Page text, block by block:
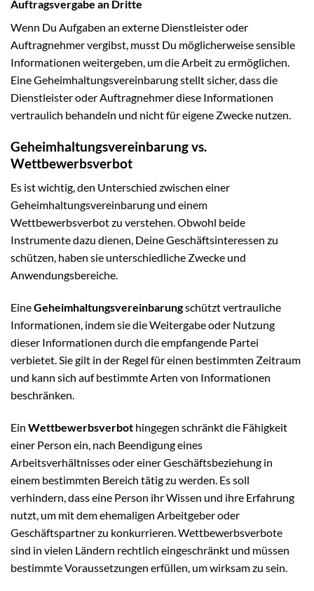
Auftragsvergabe an Dritte
Wenn Du Aufgaben an externe Dienstleister oder
Auftragnehmer vergibst, musst Du möglicherweise sensible
Informationen weitergeben, um die Arbeit zu ermöglichen.
Eine Geheimhaltungsvereinbarung stellt sicher, dass die
Dienstleister oder Auftragnehmer diese Informationen
vertraulich behandeln und nicht für eigene Zwecke nutzen.
Geheimhaltungsvereinbarung vs.
Wettbewerbsverbot
Es ist wichtig, den Unterschied zwischen einer
Geheimhaltungsvereinbarung und einem
Wettbewerbsverbot zu verstehen. Obwohl beide
Instrumente dazu dienen, Deine Geschäftsinteressen zu
schützen, haben sie unterschiedliche Zwecke und
Anwendungsbereiche.
EineGeheimhaltungsvereinbarungschützt vertrauliche
Informationen, indem sie die Weitergabe oder Nutzung
dieser Informationen durch die empfangende Partei
verbietet. Sie gilt in der Regel für einen bestimmten Zeitraum
und kann sich auf bestimmte Arten von Informationen
beschränken.
Ein Wettbewerbsverbot hingegen schränkt die Fähigkeit
einer Person ein, nach Beendigung eines
Arbeitsverhältnisses oder einer Geschäftsbeziehung in
einem bestimmten Bereich tätig zu werden. Es soll
verhindern, dass eine Person ihr Wissen und ihre Erfahrung
nutzt, um mit dem ehemaligen Arbeitgeber oder
Geschäftspartner zu konkurrieren. Wettbewerbsverbote
sind in vielen Ländern rechtlich eingeschränkt und müssen
bestimmte Voraussetzungen erfüllen, um wirksam zu sein.